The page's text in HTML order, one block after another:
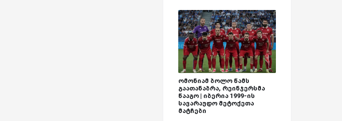
ომონიამ ბოლო წამს
გაათანაბრა, რეინჯერსმა
წააგო | იბერია 1999-ის
სავარაუდო მეტოქეთა
მატჩები